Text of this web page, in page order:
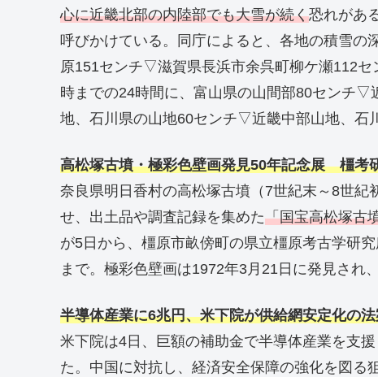
心に近畿北部の内陸部でも大雪が続く恐れがあ
呼びかけている。同庁によると、各地の積雪の
原151センチ▽滋賀県長浜市余呉町柳ケ瀬112
時までの24時間に、富山県の山間部80センチ
地、石川県の山地60センチ▽近畿中部山地、石
高松塚古墳・極彩色壁画発見50年記念展 橿考
奈良県明日香村の高松塚古墳（7世紀末～8世
せ、出土品や調査記録を集めた「国宝高松塚古
が5日から、橿原市畝傍町の県立橿原考古学研
まで。極彩色壁画は1972年3月21日に発見され
半導体産業に6兆円、米下院が供給網安定化の
米下院は4日、巨額の補助金で半導体産業を支
た。中国に対抗し、経済安全保障の強化を図る